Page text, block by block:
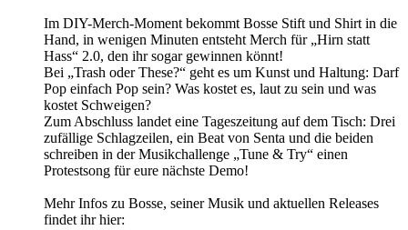
Im DIY-Merch-Moment bekommt Bosse Stift und Shirt in die
Hand, in wenigen Minuten entsteht Merch für „Hirn statt
Hass“ 2.0, den ihr sogar gewinnen könnt!
Bei „Trash oder These?“ geht es um Kunst und Haltung: Darf
Pop einfach Pop sein? Was kostet es, laut zu sein und was
kostet Schweigen?
Zum Abschluss landet eine Tageszeitung auf dem Tisch: Drei
zufällige Schlagzeilen, ein Beat von Senta und die beiden
schreiben in der Musikchallenge „Tune & Try“ einen
Protestsong für eure nächste Demo!
Mehr Infos zu Bosse, seiner Musik und aktuellen Releases
findet ihr hier: